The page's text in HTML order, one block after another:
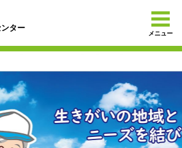
ター
メニュー